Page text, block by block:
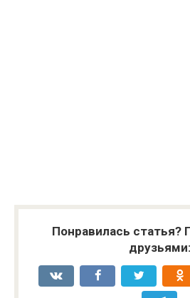
Понравилась статья?
друзьями: